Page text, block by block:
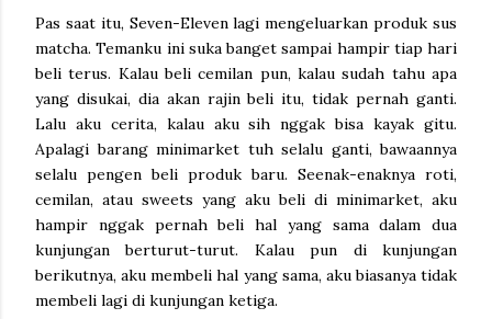
Pas saat itu, Seven-Eleven lagi mengeluarkan produk sus
matcha. Temanku ini suka banget sampai hampir tiap hari
beli terus. Kalau beli cemilan pun, kalau sudah tahu apa
yang disukai, dia akan rajin beli itu, tidak pernah ganti.
Lalu aku cerita, kalau aku sih nggak bisa kayak gitu.
Apalagi barang minimarket tuh selalu ganti, bawaannya
selalu pengen beli produk baru. Seenak-enaknya roti,
cemilan, atau sweets yang aku beli di minimarket, aku
hampir nggak pernah beli hal yang sama dalam dua
kunjungan berturut-turut. Kalau pun di kunjungan
berikutnya, aku membeli hal yang sama, aku biasanya tidak
membeli lagi di kunjungan ketiga.